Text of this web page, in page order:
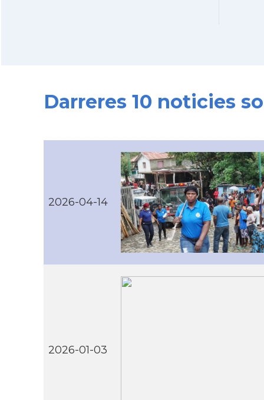
Darreres 10 noticies
2026-04-14
2026-01-03